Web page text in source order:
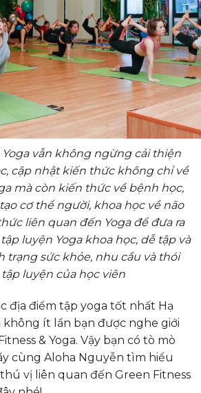
Yoga vẫn không ngừng cải thiện
cập nhật kiến thức không chỉ về
mà còn kiến thức về bệnh học,
cơ thể người, khoa học về não
liên quan đến Yoga để đưa ra
luyện Yoga khoa học, dễ tập và
trạng sức khỏe, nhu cầu và thói
luyện của học viên
địa điểm tập yoga tốt nhất Hạ
không ít lần bạn được nghe giới
& Yoga. Vậy bạn có tò mò
cùng Aloha Nguyễn tìm hiểu
vị liên quan đến Green Fitness